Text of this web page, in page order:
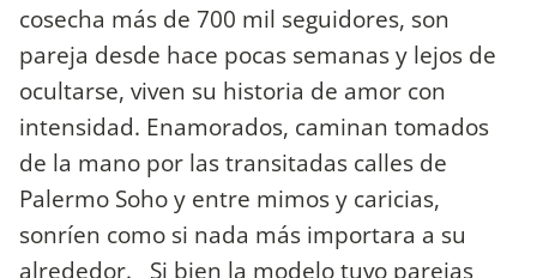
cosecha más de 700 mil seguidores, son
pareja desde hace pocas semanas y lejos de
ocultarse, viven su historia de amor con
intensidad. Enamorados, caminan tomados
de la mano por las transitadas calles de
Palermo Soho y entre mimos y caricias,
sonríen como si nada más importara a su
alrededor. Si bien la modelo tuvo parejas